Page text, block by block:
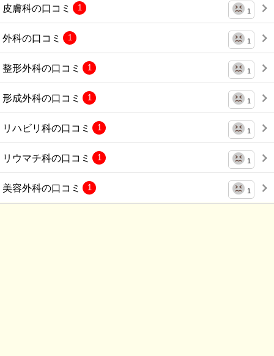
皮膚科の口コミ 1
1
外科の口コミ 1
1
整形外科の口コミ 1
1
形成外科の口コミ 1
1
リハビリ科の口コミ 1
1
リウマチ科の口コミ 1
1
美容外科の口コミ 1
1